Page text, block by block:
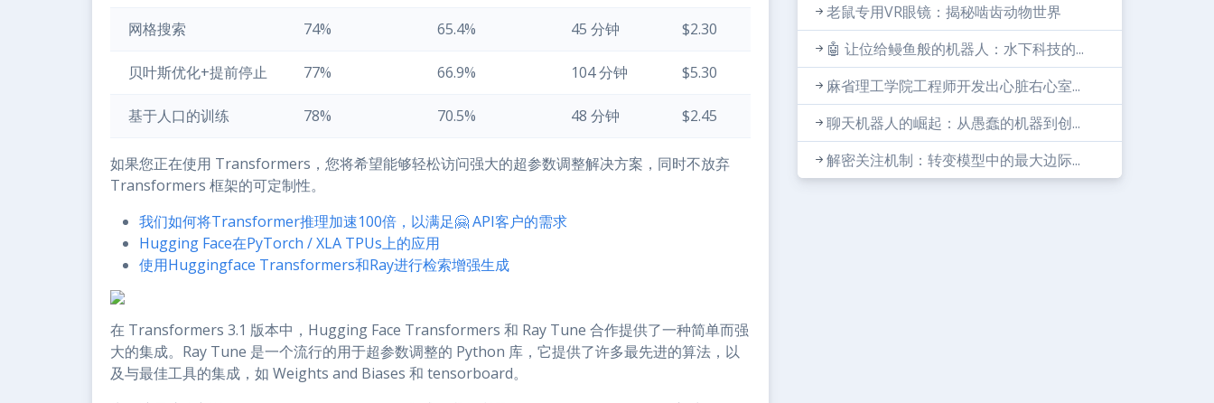
网格搜索 74% 65.4% 45 分钟 $2.30
贝叶斯优化+提前停止 77% 66.9% 104 分钟 $5.30
基于人口的训练 78% 70.5% 48 分钟 $2.45
如果您正在使用 Transformers，您将希望能够轻松访问强大的超参数调整解决方案，同时不放弃
Transformers 框架的可定制性。
我们如何将Transformer推理加速100倍，以满足🤗 API客户的需求
Hugging Face在PyTorch / XLA TPUs上的应用
使用Huggingface Transformers和Ray进行检索增强生成
在 Transformers 3.1 版本中，Hugging Face Transformers 和 Ray Tune 合作提供了一种简单而强
大的集成。Ray Tune 是一个流行的用于超参数调整的 Python 库，它提供了许多最先进的算法，以
及与最佳工具的集成，如 Weights and Biases 和 tensorboard。
老鼠专用VR眼镜：揭秘啮齿动物世界
🤖 让位给鳗鱼般的机器人：水下科技的...
麻省理工学院工程师开发出心脏右心室...
聊天机器人的崛起：从愚蠢的机器到创...
解密关注机制：转变模型中的最大边际...